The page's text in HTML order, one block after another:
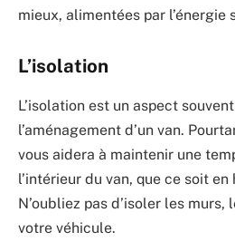
mieux, alimentées par l’énergie
L’isolation
L’isolation est un aspect
l’aménagement d’un van.
vous aidera à maintenir une
l’intérieur du van, que ce soit en
N’oubliez pas d’isoler les
votre véhicule.